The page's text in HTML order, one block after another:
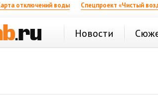
отключений воды Спецпроект «Чистый
Новости